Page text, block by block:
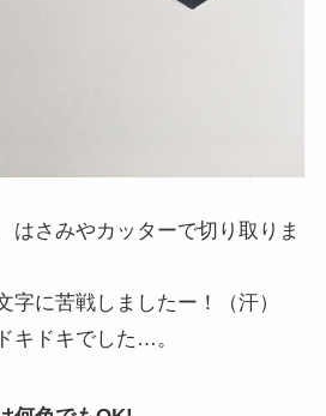
はさみやカッターで切り取りま
字に苦戦しましたー！（汗）
キドキでした…。